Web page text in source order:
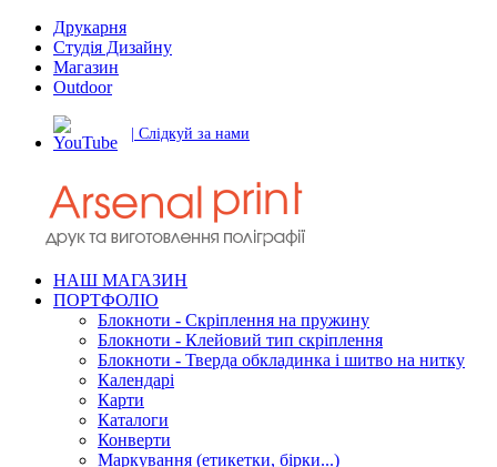
Друкарня
Студія Дизайну
Магазин
Outdoor
| Слідкуй за нами
НАШ МАГАЗИН
ПОРТФОЛІО
Блокноти - Скріплення на пружину
Блокноти - Клейовий тип скріплення
Блокноти - Тверда обкладинка і шитво на нитку
Календарі
Карти
Каталоги
Конверти
Маркування (етикетки, бірки...)